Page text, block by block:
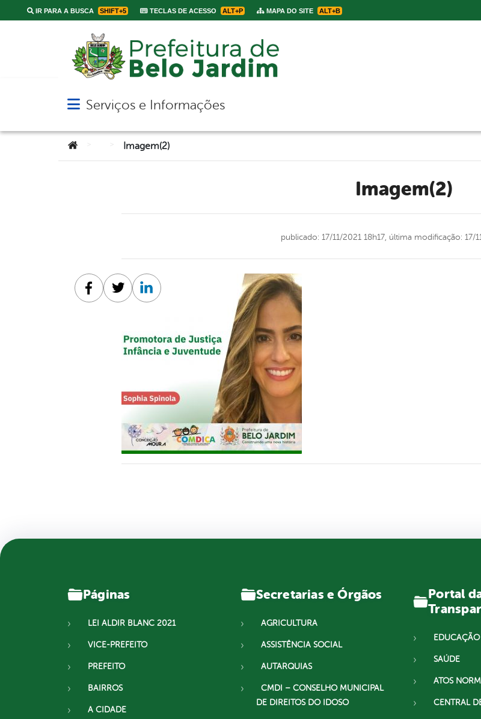
IR PARA A BUSCA SHIFT+5 TECLAS DE ACESSO ALT+P MAPA DO SITE ALT+B
Abrir menu principal de navegação
Serviços e Informações
Você está aqui:Imagem(2)
Imagem(2)
publicado: 17/11/2021 18h17, última modificação: 17/
Facebook
TwitterLinkedin
Páginas
LEI ALDIR BLANC 2021
VICE-PREFEITO
PREFEITO
BAIRROS
A CIDADE
Secretarias e Órgãos
AGRICULTURA
ASSISTÊNCIA SOCIAL
AUTARQUIAS
CMDI – CONSELHO MUNICIPAL
DE DIREITOS DO IDOSO
Portal
EDUCAÇÃO
SAÚDE
ATOS
CENTRAL